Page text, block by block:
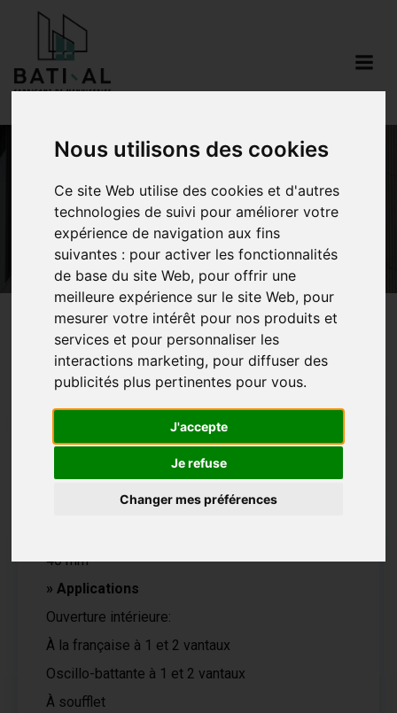
Nous utilisons des cookies
Ce site Web utilise des cookies et d'autres
technologies de suivi pour améliorer votre
expérience de navigation aux fins
suivantes : pour activer les fonctionnalités
de base du site Web, pour offrir une
meilleure expérience sur le site Web, pour
mesurer votre intérêt pour nos produits et
services et pour personnaliser les
interactions marketing, pour diffuser des
publicités plus pertinentes pour vous.
J'accepte
Je refuse
Changer mes préférences
Cor 70 Ouvrant
Cache
COR 70 Ouvrant
Données techniques
Essais
40 mm
» Applications
Ouverture intérieure:
À la française à 1 et 2 vantaux
Oscillo-battante à 1 et 2 vantaux
À soufflet